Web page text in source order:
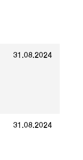
31.08.2024
31.08.2024